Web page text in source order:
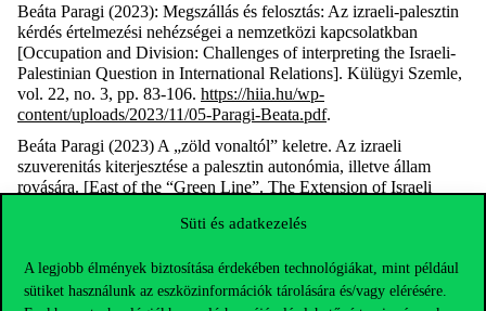
Süti és adatkezelés
A legjobb élmények biztosítása érdekében technológiákat, mint például
sütiket használunk az eszközinformációk tárolására és/vagy elérésére.
Beáta Paragi (2023): Megszállás és felosztás: Az izraeli-palesztin
kérdés értelmezési nehézségei a nemzetközi kapcsolatkban
[Occupation and Division: Challenges of interpreting the Israeli-
Palestinian Question in International Relations]. Külügyi Szemle,
vol. 22, no. 3, pp. 83-106. https://hiia.hu/wp-
content/uploads/2023/11/05-Paragi-Beata.pdf.
Beáta Paragi (2023) A „zöld vonaltól” keletre. Az izraeli
szuverenitás kiterjesztése a palesztin autonómia, illetve állam
rovására. [East of the “Green Line”. The Extension of Israeli
Statehood.]. Külügyi Szemle 22(2): 95-116.
László Csicsmann & Erzsébet N. Rózsa (2022): Authoritarian
Resilience and Political Transformation in the Arab World: